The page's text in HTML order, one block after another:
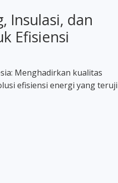
Insulasi, dan
Efisiensi
Menghadirkan kualitas
efisiensi energi yang teruji